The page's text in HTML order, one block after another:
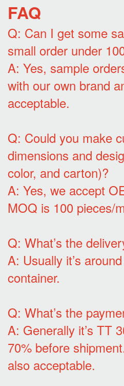
FAQ
Q: Can I get some
small order under
A: Yes, sample
with our own brand
acceptable.
Q: Could you make
dimensions and
color, and carton)?
A: Yes, we accept
MOQ is 100 pieces/
Q: What’s the
A: Usually it’s
container.
Q: What’s the
A: Generally it’s TT
70% before
also acceptable.